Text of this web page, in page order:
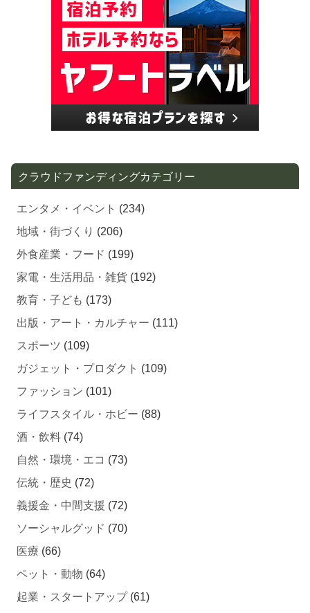
クラウドファンディングカテゴリー
エンタメ・イベント (234)
地域・街づくり (206)
外食産業・フード (199)
家電・生活用品・雑貨 (192)
教育・子ども (173)
出版・アート・カルチャー (111)
スポーツ (109)
ガジェット・プロダクト (109)
ファッション (101)
ライフスタイル・ホビー (88)
酒・飲料 (74)
自然・環境・エコ (73)
伝統・歴史 (72)
義援金・中間支援 (72)
ソーシャルグッド (70)
医療 (66)
ペット・動物 (64)
起業・スタートアップ(61)